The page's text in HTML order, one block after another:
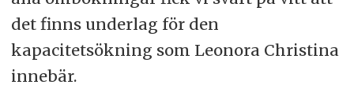
det finns underlag för den
kapacitetsökning som Leonora Christina
innebär.